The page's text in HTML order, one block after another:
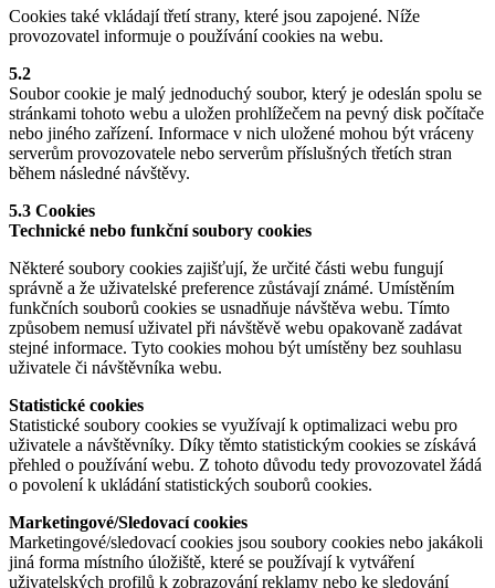
Cookies také vkládají třetí strany, které jsou zapojené. Níže
provozovatel informuje o používání cookies na webu.
5.2
Soubor cookie je malý jednoduchý soubor, který je odeslán spolu se
stránkami tohoto webu a uložen prohlížečem na pevný disk počítače
nebo jiného zařízení. Informace v nich uložené mohou být vráceny
serverům provozovatele nebo serverům příslušných třetích stran
během následné návštěvy.
5.3 Cookies
Technické nebo funkční soubory cookies
Některé soubory cookies zajišťují, že určité části webu fungují
správně a že uživatelské preference zůstávají známé. Umístěním
funkčních souborů cookies se usnadňuje návštěva webu. Tímto
způsobem nemusí uživatel při návštěvě webu opakovaně zadávat
stejné informace. Tyto cookies mohou být umístěny bez souhlasu
uživatele či návštěvníka webu.
Statistické cookies
Statistické soubory cookies se využívají k optimalizaci webu pro
uživatele a návštěvníky. Díky těmto statistickým cookies se získává
přehled o používání webu. Z tohoto důvodu tedy provozovatel žádá
o povolení k ukládání statistických souborů cookies.
Marketingové/Sledovací cookies
Marketingové/sledovací cookies jsou soubory cookies nebo jakákoli
jiná forma místního úložiště, které se používají k vytváření
uživatelských profilů k zobrazování reklamy nebo ke sledování